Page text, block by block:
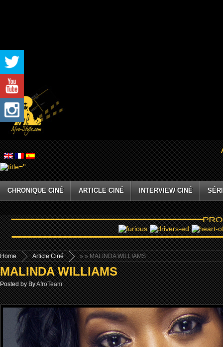
CHRONIQUE CINÉ ARTICLE CINÉ INTERVIEW CINÉ
Home »
Article Ciné » MALINDA WILLIAMS
MALINDA WILLIAMS
Posted by ByAfroTeam